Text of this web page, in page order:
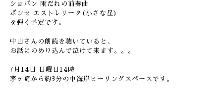
ショパン 雨だれの前奏曲
ポンセ エストレリータ(小さな星)
を弾く予定です。
中山さんの朗読を聴いていると、
お話にのめり込んで泣けて来ます。。。
7月14日 日曜日14時
茅ヶ崎から約3分の中海岸ヒーリングスペースです。